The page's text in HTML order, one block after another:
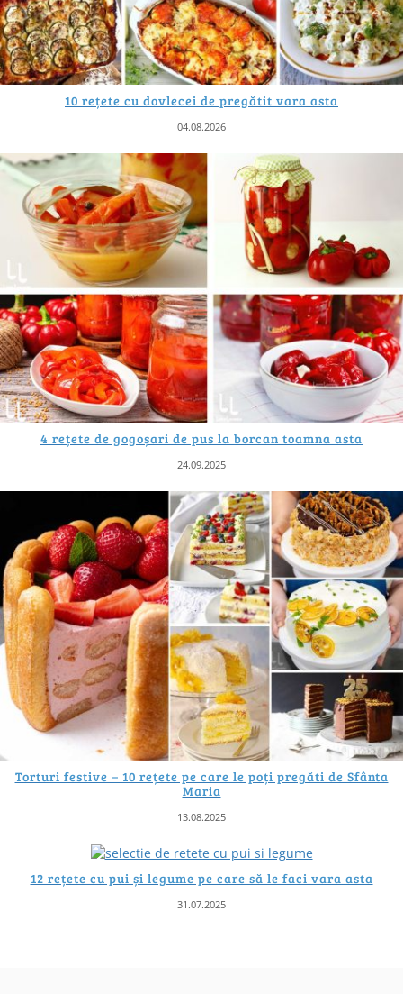
10 rețete cu dovlecei de pregătit vara asta
04.08.2026
4 rețete de gogoșari de pus la borcan toamna asta
24.09.2025
Torturi festive – 10 rețete pe care le poți pregăti de Sfânta
Maria
13.08.2025
12 rețete cu pui și legume pe care să le faci vara asta
31.07.2025